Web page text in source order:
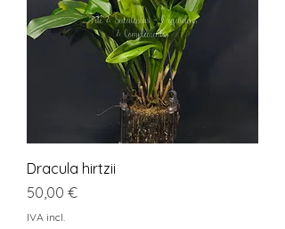
Dracula hirtzii
Preço
50,00 €
IVA incl.